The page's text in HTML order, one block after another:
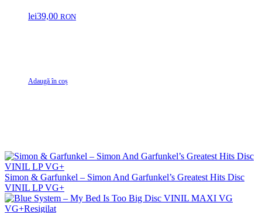
lei39,00 RON
Adaugă în coș
Simon & Garfunkel – Simon And Garfunkel’s Greatest Hits Disc
VINIL LP VG+